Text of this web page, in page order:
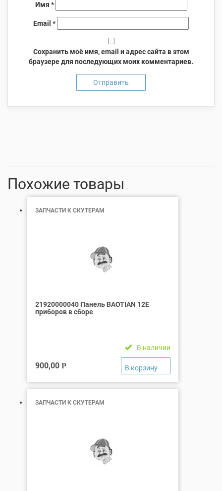
Имя *
Email *
Сохранить моё имя, email и адрес сайта в этом
браузере для последующих моих комментариев.
Похожие товары
ЗАПЧАСТИ К СКУТЕРАМ
21920000040 Панель BAOTIAN 12Е
приборов в сборе
В наличии
900,00 Р
ЗАПЧАСТИ К СКУТЕРАМ